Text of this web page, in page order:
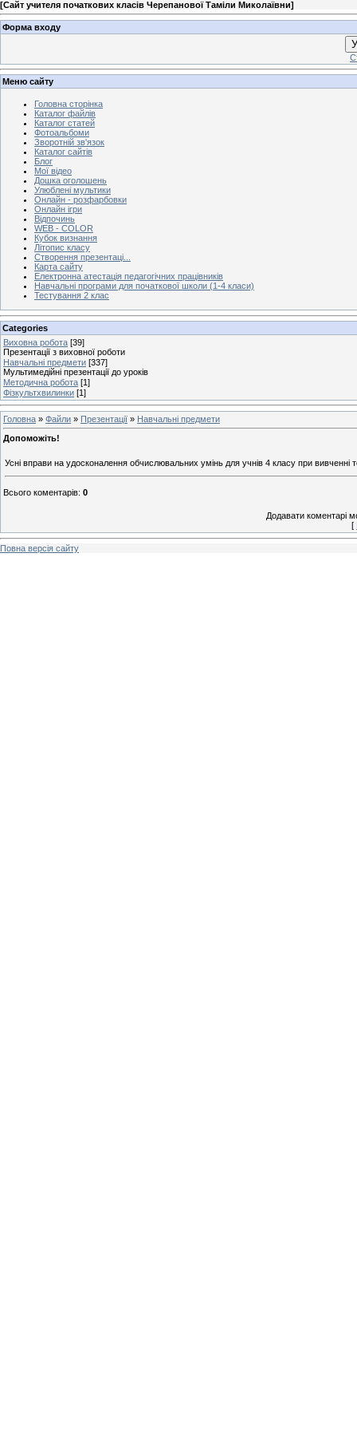
[Сайт учителя початкових класів Черепанової Таміли Миколаївни]
Форма входу
Меню сайту
Головна сторінка
Каталог файлів
Каталог статей
Фотоальбоми
Зворотній зв'язок
Каталог сайтів
Блог
Мої відео
Дошка оголошень
Улюблені мультики
Онлайн - розфарбовки
Онлайн ігри
Відпочинь
WEB - COLOR
Кубок визнання
Літопис класу
Створення презентаці...
Карта сайту
Електронна атестація педагогічних працівників
Навчальні програми для початкової школи (1-4 класи)
Тестування 2 клас
Categories
Виховна робота [39]
Презентації з виховної роботи
Навчальні предмети [337]
Мультимедійні презентації до уроків
Методична робота [1]
Фізкультхвилинки [1]
Головна » Файли » Презентації » Навчальні предмети
Допоможіть!
Усні вправи на удосконалення обчислювальних умінь для учнів 4 класу при
Всього коментарів: 0
Додавати коментарі
[
Повна версія сайту